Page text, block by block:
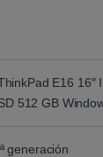
E16 16″
512 GB
generación